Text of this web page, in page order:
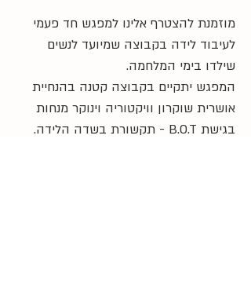
מוזמנת להצטרף אלינו למפגש חד פעמי
לעיבוד לידה בקבוצה שמיועד לנשים
שילדו בימי המלחמה.
המפגש יתקיים בקבוצה קטנה בהנחיית
אושרית שוקרון וויקטוריה וינוקר מנחות
בגישת B.O.T - תקשורת בשדה הלידה.